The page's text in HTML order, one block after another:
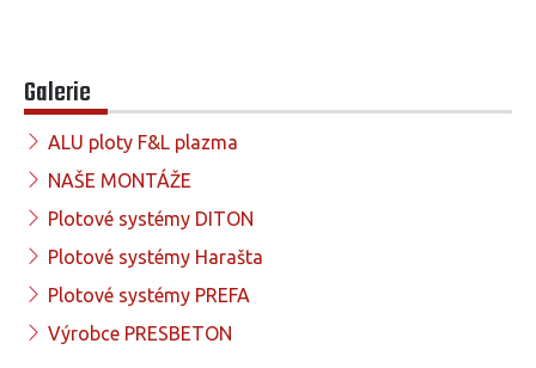
Galerie
ALU ploty F&L plazma
NAŠE MONTÁŽE
Plotové systémy DITON
Plotové systémy Harašta
Plotové systémy PREFA
Výrobce PRESBETON